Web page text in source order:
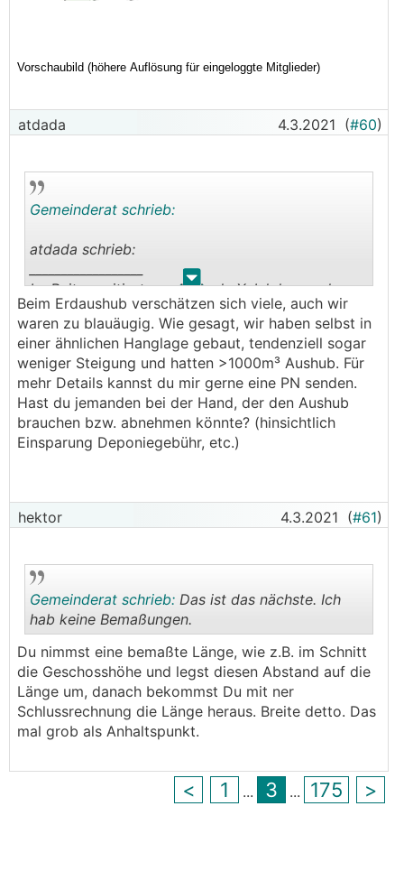
atdada 4.3.2021 (#60)
. .
Gemeinderat schrieb:
atdada schrieb:
Im Beitrag zitiert von MalcolmX: Ich hau mal aus
meinem Bauchgefühl 250m3 Abfuhr in die Welt...
Das kann ich mir nicht vorstellen. Wir hatten bei
uns (erstaunlich ähnliche Situation der Hanglage
inkl. Hausanordnung) über 1000m³ Aushub.
1000 m³ wären also demnach ca. 20.000 EUR für
Beim Erdaushub verschätzen sich viele, auch wir
waren zu blauäugig. Wie gesagt, wir haben selbst in
einer ähnlichen Hanglage gebaut, tendenziell sogar
weniger Steigung und hatten >1000m³ Aushub. Für
mehr Details kannst du mir gerne eine PN senden.
Hast du jemanden bei der Hand, der den Aushub
brauchen bzw. abnehmen könnte? (hinsichtlich
Einsparung Deponiegebühr, etc.)
hektor 4.3.2021 (#61)
..
Gemeinderat schrieb: Das ist das nächste. Ich
hab keine Bemaßungen.
Du nimmst eine bemaßte Länge, wie z.B. im Schnitt
die Geschosshöhe und legst diesen Abstand auf die
Länge um, danach bekommst Du mit ner
Schlussrechnung die Länge heraus. Breite detto. Das
mal grob als Anhaltspunkt.
< 1 ... 3 ... 175 >